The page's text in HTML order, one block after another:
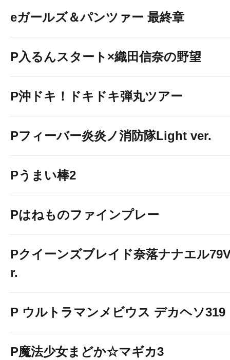
eガールズ＆パンツァー 最終章
P入るんスタート×織田信奈の野望
P沖ドキ！ドキドキ弾丸ツアー
Pフィーバー炎炎ノ消防隊Light ver.
Pうまい棒2
Pはねものファインプレー
Pクイーンズブレイド奈落ナナエル
r.
P ウルトラマンメビウス デカヘソ319
P魔法少女まどか☆マギカ3